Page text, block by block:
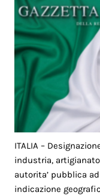
ITALIA –
industria,
autorita’ pubblica
indicazione